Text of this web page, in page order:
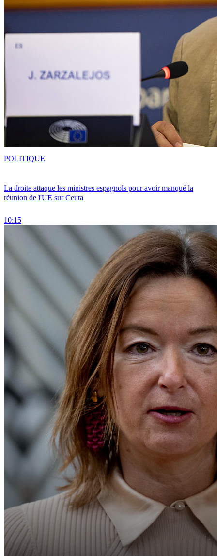
La droite attaque les ministres espagnols pour avoir manqué la
réunion de l'UE sur Ceuta
10:15
POLITIQUE